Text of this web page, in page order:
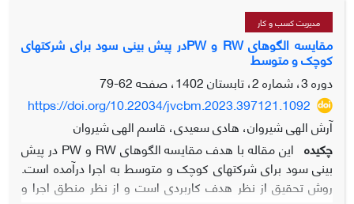
1398- 1391 از طریق روش سیستماتیک بعنوان حجم نمونه
تحقیق انتخاب گردید. روش تحقیق توصیفی-پیمایشی است. برای
تخمین مدل‌ رگرسیونی با داده‌های تابلویی و برای تجزیه و تحلیل از
رگرسیون چندگانه به روش پانل-دیتا استفاده شده است. نتایج
حاصل از تحقیق نشان داد که مدیریت سود بر ریسک ورشکستگی
تأثیر مثبت و معنادار دارد. استراتژی تجاری هزینه بر ریسک
ورشکستگی تأثیر منفی و معنادار دارد. استراتژی تجاری بر ریسک
ورشکستگی تأثیر منفی و معنادار دارد.
مدیریت کسب و کار
مقایسه الگوهای RW و PWدر پیش بینی سود برای شرکتهای
کوچک و متوسط
دوره 3، شماره 2، تابستان 1402، صفحه
62-79
https://doi.org/10.22034/jvcbm.2023.397121.1092
آرش الهی شیروان، هادی سعیدی، قاسم الهی شیروان
چکیده
این مقاله با هدف مقایسه الگوهای RW و PW در پیش
بینی سود برای شرکتهای کوچک و متوسط به اجرا درآمده است.
روش تحقیق از نظر هدف کاربردی است و از نظر منطق اجرا و